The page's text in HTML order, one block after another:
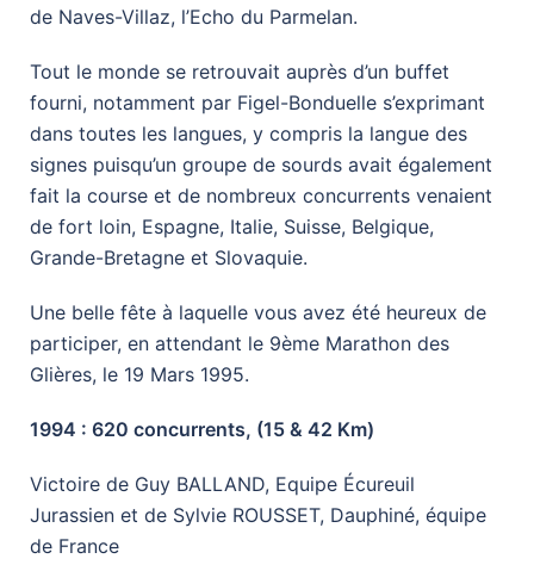
de Naves-Villaz, l’Echo du Parmelan.
Tout le monde se retrouvait auprès d’un buffet
fourni, notamment par Figel-Bonduelle s’exprimant
dans toutes les langues, y compris la langue des
signes puisqu’un groupe de sourds avait également
fait la course et de nombreux concurrents venaient
de fort loin, Espagne, Italie, Suisse, Belgique,
Grande-Bretagne et Slovaquie.
Une belle fête à laquelle vous avez été heureux de
participer, en attendant le 9ème Marathon des
Glières, le 19 Mars 1995.
1994 : 620 concurrents, (15 & 42 Km)
Victoire de Guy BALLAND, Equipe Écureuil
Jurassien et de Sylvie ROUSSET, Dauphiné, équipe
de France